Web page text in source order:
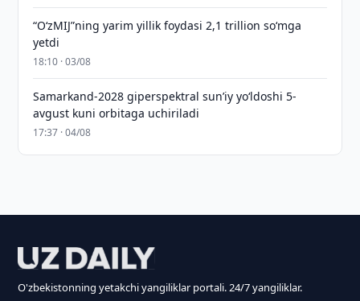
“O‘zMIJ”ning yarim yillik foydasi 2,1 trillion so‘mga
yetdi
18:10 · 03/08
Samarkand-2028 giperspektral sun’iy yo‘ldoshi 5-
avgust kuni orbitaga uchiriladi
17:37 · 04/08
O'zbekistonning yetakchi yangiliklar portali. 24/7 yangiliklar.